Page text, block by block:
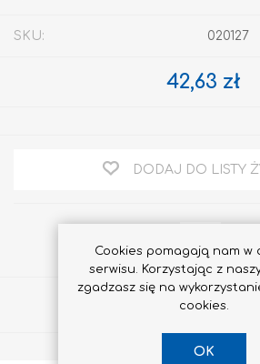
SKU: 020127
42,63 zł
DODAJ DO LISTY
Udostępnij
Cookies pomagają nam w
serwisu. Korzystając z
zgadzasz się na
cookies.
OK